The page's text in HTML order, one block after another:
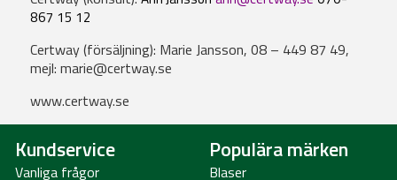
867 15 12
Certway (försäljning): Marie Jansson, 08 – 449 87 49,
mejl: marie@certway.se
www.certway.se
Kundservice
Vanliga frågor
Populära märken
Blaser